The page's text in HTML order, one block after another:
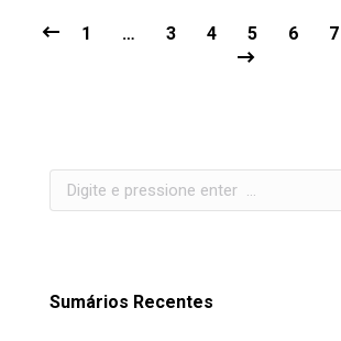
1 … 3 4 5 6 7
Search:
Sumários Recentes